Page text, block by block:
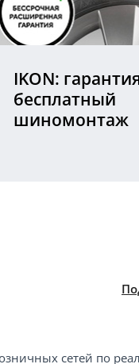
IKON:
бесплатный
шиномонтаж
сетей по